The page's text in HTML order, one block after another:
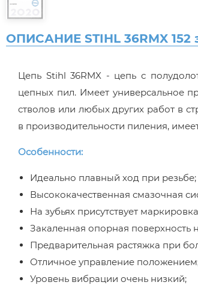
ОПИСАНИЕ STIHL 36RMX 152
Цепь Stihl 36RMX - цепь с
цепных пил. Имеет универсальное
стволов или любых других работ в
в производительности пиления,
Особенности:
Идеально плавный ход при резьбе;
Высококачественная смазочная
На зубьях присутствует
Закаленная опорная
Предварительная растяжка при
Отличное управление
Уровень вибрации очень низкий;